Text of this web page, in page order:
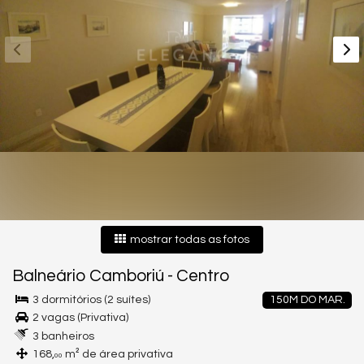
mostrar todas as fotos
Balneário Camboriú - Centro
150M DO MAR.
3 dormitórios (2 suítes)
2 vagas (Privativa)
3 banheiros
168,00 m² de área privativa